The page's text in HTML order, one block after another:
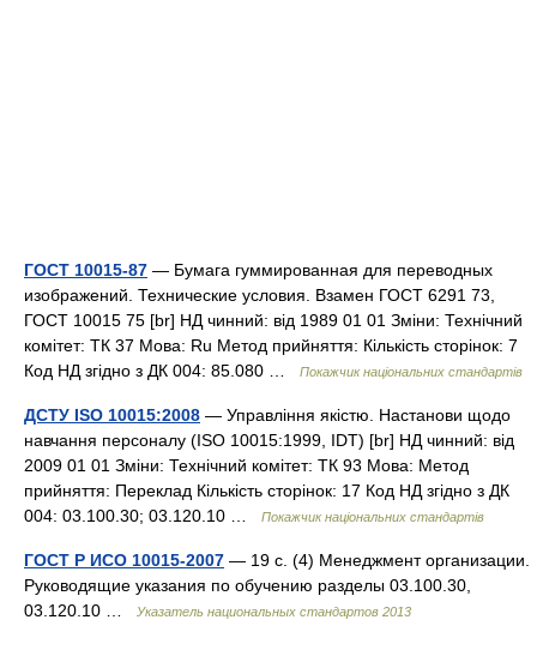
ГОСТ 10015-87 — Бумага гуммированная для переводных
изображений. Технические условия. Взамен ГОСТ 6291 73,
ГОСТ 10015 75 [br] НД чинний: від 1989 01 01 Зміни: Технічний
комітет: ТК 37 Мова: Ru Метод прийняття: Кількість сторінок: 7
Код НД згідно з ДК 004: 85.080 …
Покажчик національних стандартів
ДСТУ ISO 10015:2008 — Управління якістю. Настанови щодо
навчання персоналу (ISO 10015:1999, IDT) [br] НД чинний: від
2009 01 01 Зміни: Технічний комітет: ТК 93 Мова: Метод
прийняття: Переклад Кількість сторінок: 17 Код НД згідно з ДК
004: 03.100.30; 03.120.10 …
Покажчик національних стандартів
ГОСТ Р ИСО 10015-2007 — 19 с. (4) Менеджмент организации.
Руководящие указания по обучению разделы 03.100.30,
03.120.10 …
Указатель национальных стандартов 2013